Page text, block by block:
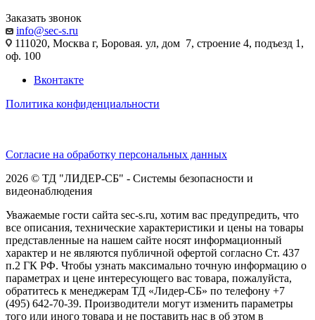
Заказать звонок
info@sec-s.ru
111020, Москва г, Боровая. ул, дом 7, строение 4, подъезд 1,
оф. 100
Вконтакте
Политика конфиденциальности
Согласие на обработку персональных данных
2026 © ТД "ЛИДЕР-СБ" - Системы безопасности и
видеонаблюдения
Уважаемые гости сайта sec-s.ru, хотим вас предупредить, что
все описания, технические характеристики и цены на товары
представленные на нашем сайте носят информационный
характер и не являются публичной офертой согласно Ст. 437
п.2 ГК РФ. Чтобы узнать максимально точную информацию о
параметрах и цене интересующего вас товара, пожалуйста,
обратитесь к менеджерам ТД «Лидер-СБ» по телефону +7
(495) 642-70-39. Производители могут изменить параметры
того или иного товара и не поставить нас в об этом в